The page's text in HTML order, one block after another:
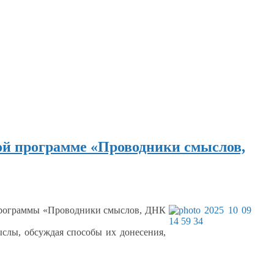
программе «Проводники смыслов,
«Проводники смыслов, ДНК
обсуждая способыих донесения,